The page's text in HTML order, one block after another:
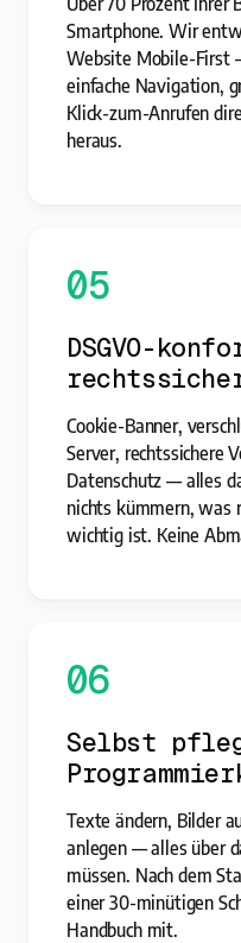
Smartphone. Wir
Website Mobile-First
einfache Navigation,
Klick-zum-Anrufen
heraus.
05
DSGVO-
Cookie-Banner,
Server, rechtssichere
Datenschutz — alles
nichts kümmern, was
wichtig ist. Keine
06
Selbst
Texte ändern, Bilder
anlegen — alles über
müssen. Nach dem
einer 30-minütigen
Handbuch mit.